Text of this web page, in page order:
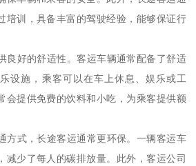
培训，具备丰富的驾驶经验，能够保证行
良好的舒适性。客运车辆通常配备了舒适
设施，乘客可以在车上休息、娱乐或工
会提供免费的饮料和小吃，为乘客提供额
方式，长途客运通常更环保。一辆客运车
减少了每人的碳排放量。此外，客运公司